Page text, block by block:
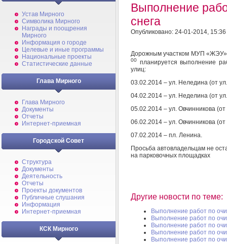
Устав Мирного
Символика Мирного
Награды и поощрения
Мирного
Информация о городе
Целевые и иные программы
Национальные проекты
Статистические данные
Глава Мирного
Глава Мирного
Документы
Отчеты
Интернет-приемная
Городской Совет
Структура
Документы
Деятельность
Отчеты
Проекты документов
Публичные слушания
Информация
Интернет-приемная
КСК Мирного
Выполнение
снега
Опубликовано: 24-01-2014, 15:36
Дорожным участком МУП «ЖЭУ»
00 планируется выполнение
улиц:
03.02.2014 – ул. Неледина (от
04.02.2014 – ул. Неделина (от
05.02.2014 – ул. Овчинникова
06.02.2014 – ул. Овчинникова
07.02.2014 – пл. Ленина.
Просьба автовладельцам не
на парковочных площадках
Другие новости по теме:
Выполнение работ по
Выполнение работ по
Выполнение работ по
Выполнение работ по
Выполнение работ по